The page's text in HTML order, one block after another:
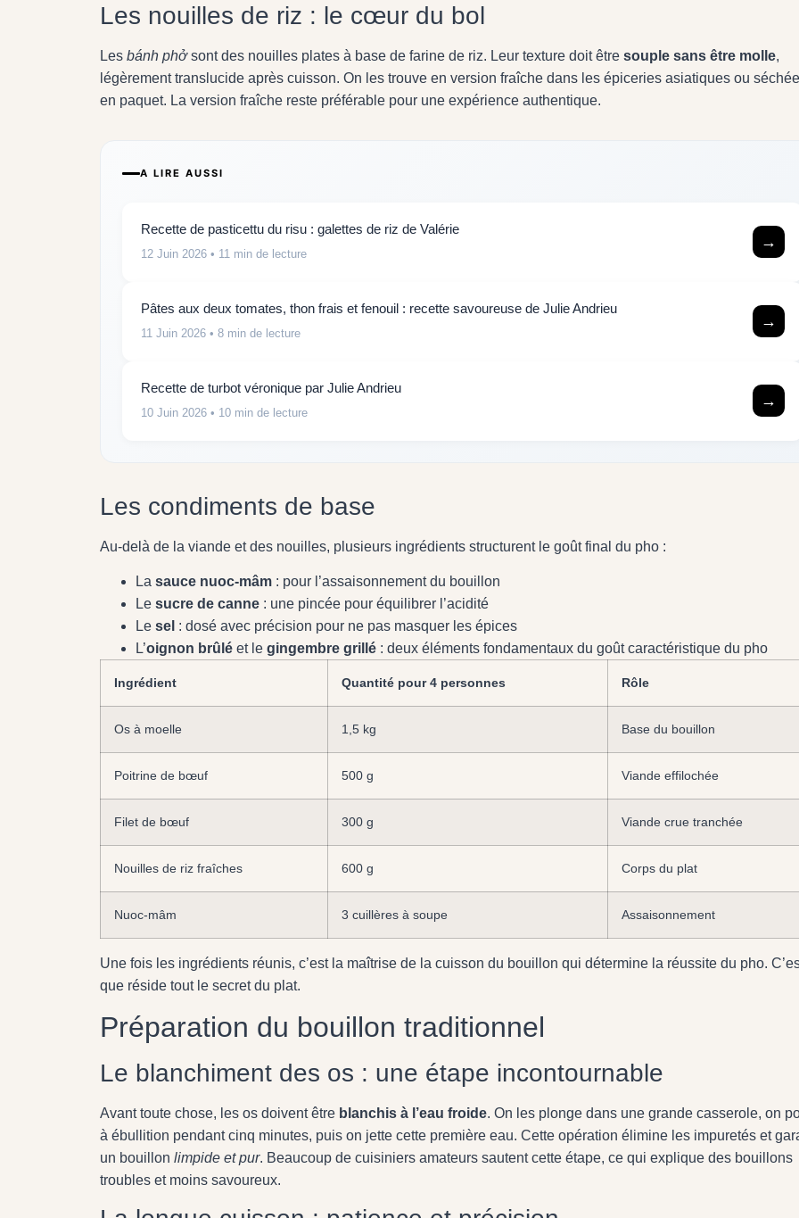
Les nouilles de riz : le cœur du bol
Les bánh phởsont des nouilles plates à base de farine de riz. Leur texture doit être souple sans être molle,
légèrement translucide après cuisson. On les trouve en version fraîche dans les épiceries asiatiques ou
en paquet. La version fraîche reste préférable pour une expérience authentique.
A LIRE AUSSI
Recette de pasticettu du risu : galettes de riz de Valérie
12 Juin 2026 • 11 min de lecture
→
Pâtes aux deux tomates, thon frais et fenouil : recette savoureuse de Julie Andrieu
11 Juin 2026 • 8 min de lecture
→
Recette de turbot véronique par Julie Andrieu
10 Juin 2026 • 10 min de lecture
→
Les condiments de base
Au-delà de la viande et des nouilles, plusieurs ingrédients structurent le goût final du pho :
La sauce nuoc-mâm : pour l’assaisonnement du bouillon
Le sucre de canne : une pincée pour équilibrer l’acidité
Le sel : dosé avec précision pour ne pas masquer les épices
L’oignon brûlé et le gingembre grillé : deux éléments fondamentaux du goût caractéristique du pho
Ingrédient Quantité pour 4 personnes Rôle
Os à moelle 1,5 kg Base du bouillon
Poitrine de bœuf 500 g Viande effilochée
Filet de bœuf 300 g Viande crue tranchée
Nouilles de riz fraîches 600 g Corps du plat
Nuoc-mâm 3 cuillères à soupe Assaisonnement
Une fois les ingrédients réunis, c’est la maîtrise de la cuisson du bouillon qui détermine la réussite du pho.
que réside tout le secret du plat.
Préparation du bouillon traditionnel
Le blanchiment des os : une étape incontournable
Avant toute chose, les os doivent être blanchis à l’eau froide. On les plonge dans une grande casserole, on
à ébullition pendant cinq minutes, puis on jette cette première eau. Cette opération élimine les impuretés et
un bouillon limpide et pur. Beaucoup de cuisiniers amateurs sautent cette étape, ce qui explique des bouillons
troubles et moins savoureux.